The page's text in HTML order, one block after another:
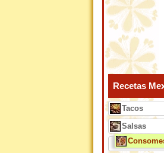
Recetas
Tacos
Salsas